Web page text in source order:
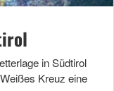
in Südtirol
Kreuz eine